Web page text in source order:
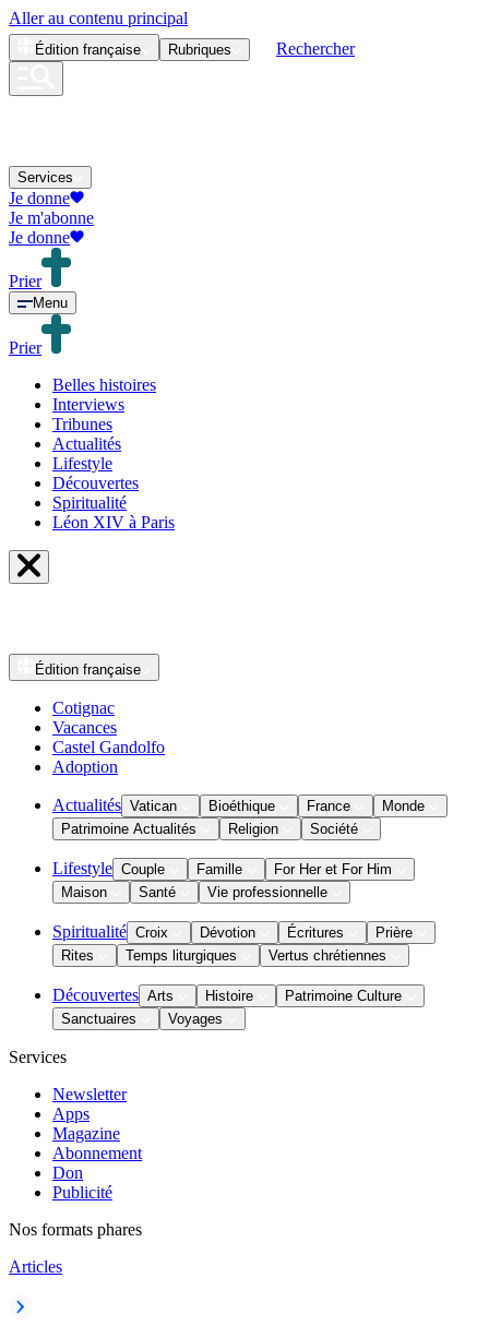
Aller au contenu principal
Édition française Rubriques Rechercher
Services
Je donne
Je m'abonne
Je donne
Prier
Menu
Prier
Belles histoires
Interviews
Tribunes
Actualités
Lifestyle
Découvertes
Spiritualité
Léon XIV à Paris
Édition française
Cotignac
Vacances
Castel Gandolfo
Adoption
Actualités Vatican Bioéthique France
Monde
Patrimoine Actualités
Religion Société
Lifestyle Couple Famille
For Her et For Him
Maison
Santé Vie professionnelle
Spiritualité Croix Dévotion Écritures
Prière
Rites
Temps liturgiques Vertus chrétiennes
Découvertes Arts Histoire
Patrimoine Culture
Sanctuaires
Voyages
Services
Newsletter
Apps
Magazine
Abonnement
Don
Publicité
Nos formats phares
Articles